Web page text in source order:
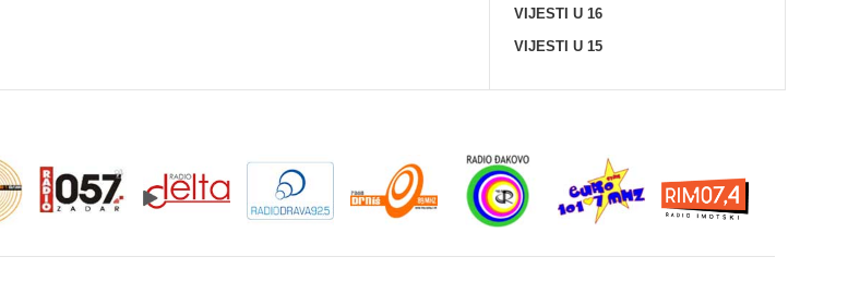
VIJESTI U 16
VIJESTI U 15